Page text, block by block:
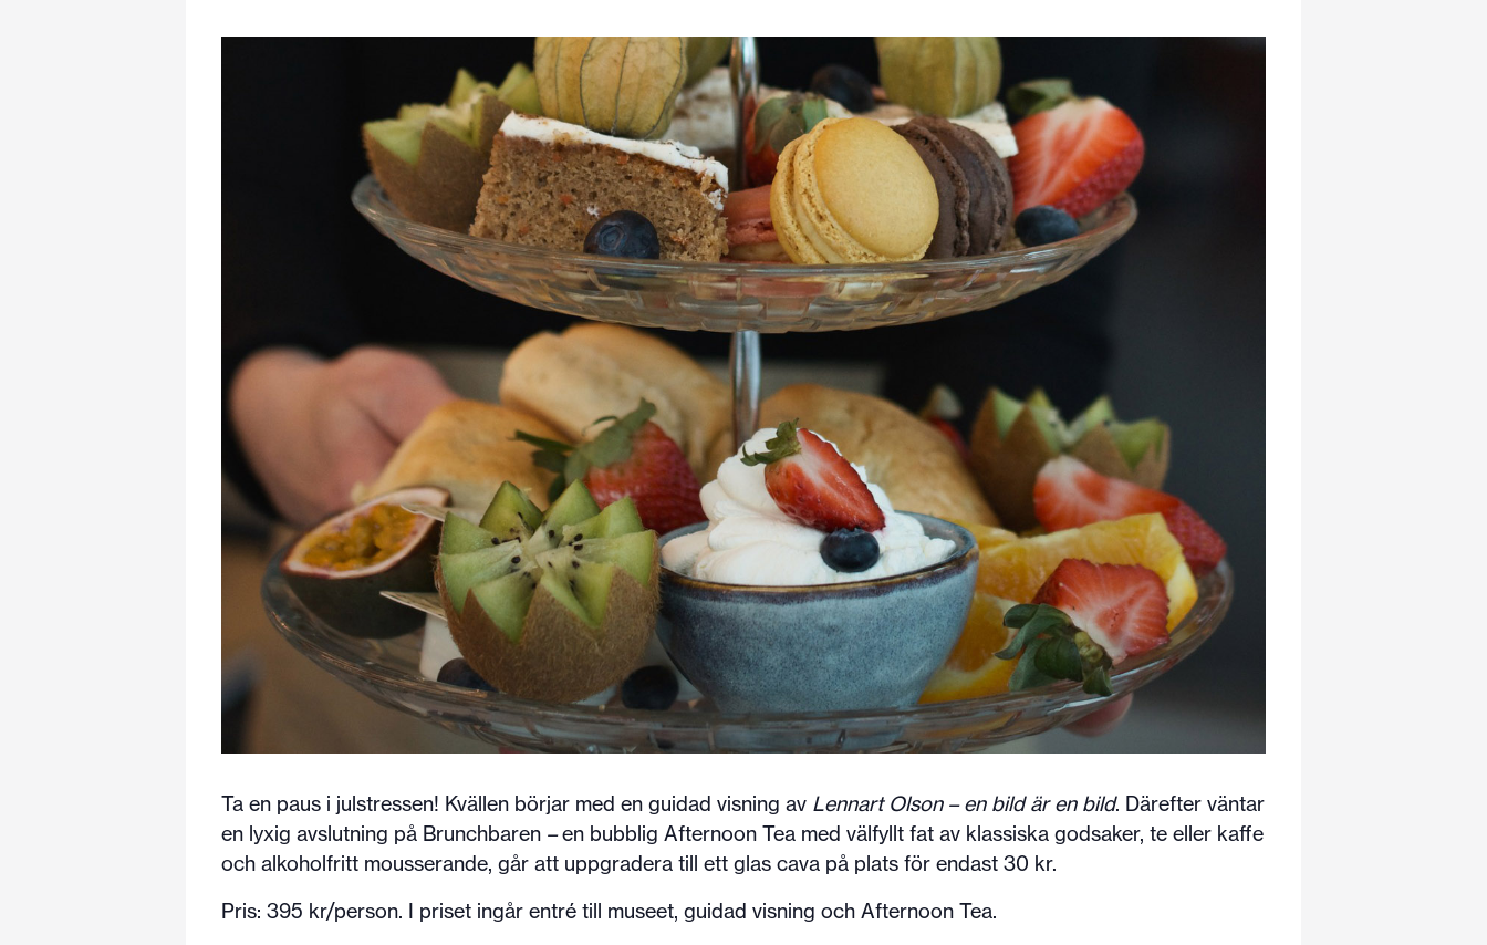
Ta en paus i julstressen! Kvällen börjar med en guidad visning av Lennart Olson – en bild är en bild. Därefter väntar
en lyxig avslutning på Brunchbaren –en bubblig Afternoon Tea med välfyllt fat av klassiska godsaker, te eller kaffe
och alkoholfritt mousserande, går att uppgradera till ett glas cava på plats för endast 30 kr.
Pris: 395 kr/person. I priset ingår entré till museet, guidad visning och Afternoon Tea.